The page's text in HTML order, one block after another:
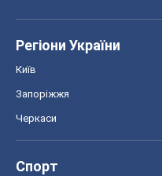
Регіони України
Київ
Запоріжжя
Черкаси
Спорт